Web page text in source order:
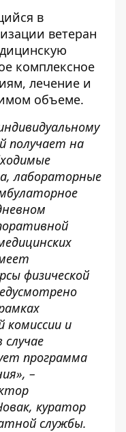
в
ветеран
комплексное
лечение и
объеме.
получает на
лабораторные
физической
комиссии и
программа
–
куратор
службы.